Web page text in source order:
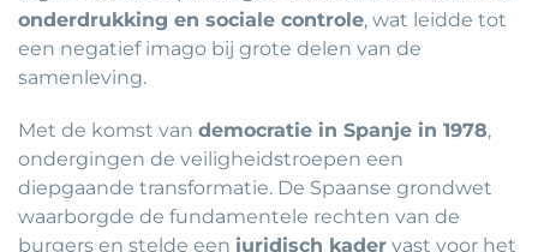
onderdrukking en sociale controle, wat leidde tot
een negatief imago bij grote delen van de
samenleving.
Met de komst van democratie in Spanje in 1978,
ondergingen de veiligheidstroepen een
diepgaande transformatie. De Spaanse grondwet
waarborgde de fundamentele rechten van de
burgers en stelde een juridisch kader vast voor het